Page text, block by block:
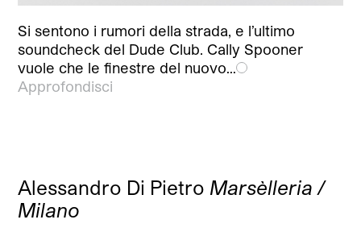
Si sentono i rumori della strada, e l’ultimo
soundcheck del Dude Club. Cally Spooner
vuole che le finestre del nuovo…
Approfondisci
Alessandro Di Pietro Marsèlleria /
Milano